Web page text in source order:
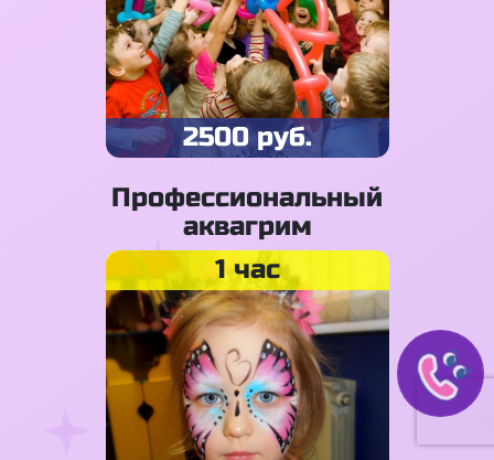
2500 руб.
Профессиональный
аквагрим
1 час